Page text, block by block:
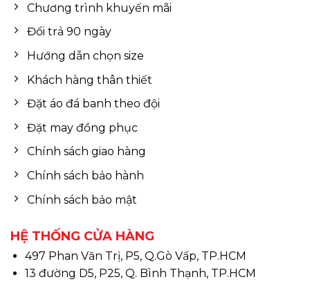
Chương trình khuyến mãi
Đổi trả 90 ngày
Hướng dẫn chọn size
Khách hàng thân thiết
Đặt áo đá banh theo đội
Đặt may đồng phục
Chính sách giao hàng
Chính sách bảo hành
Chính sách bảo mật
HỆ THỐNG CỬA HÀNG
497 Phan Văn Trị, P5, Q.Gò Vấp, TP.HCM
13 đường D5, P25, Q. Bình Thạnh, TP.HCM